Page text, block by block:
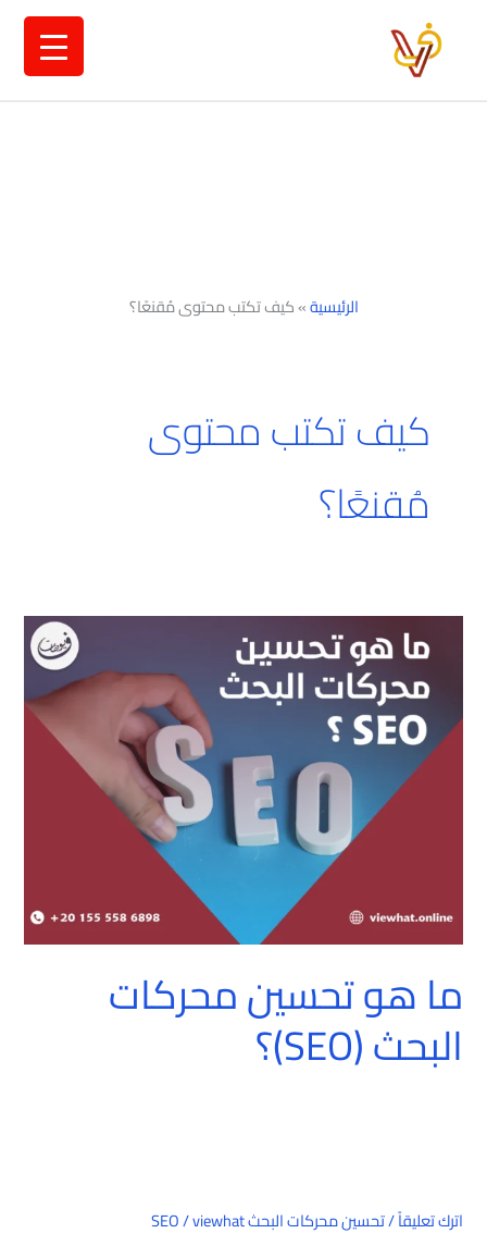
الرئيسية»كيف تكتب محتوى مُقنعًا؟
كيف تكتب محتوى
مُقنعًا؟
ما هو تحسين محركات
البحث (SEO)؟
اترك تعليقاً/تحسين محركات البحث SEO /viewhat
تحسين
محركات
البحث